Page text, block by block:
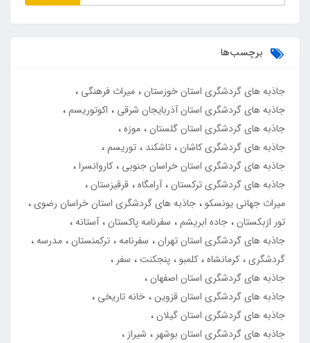
برچسب‌ها
جاذبه های گردشگری استان خوزستان میراث فرهنگی
جاذبه های گردشگری استان آذربایجان شرقی
اکوتوریسم
جاذبه های گردشگری استان گلستان موزه
جاذبه های گردشگری کاشان تاشکند
توریسم
جاذبه های گردشگری استان خراسان جنوبی
کاروانسرا
جاذبه های گردشگری ترکستان آرامگاه قرقیزستان
میراث جهانی یونسکو جاذبه های گردشگری استان خراسان رضوی
تور ازبکستان جاده ابریشم سفرنامه پاکستان آستانه
جاذبه های گردشگری استان تهران
سفرنامه ترکمنستان مدرسه
گردشگری کرمانشاه کلمبو پنجکنت
سفر
جاذبه های گردشگری استان اصفهان
جاذبه های گردشگری استان قزوین خانه تاریخی
جاذبه های گردشگری استان گیلان
جاذبه های گردشگری استان بوشهر
شیراز